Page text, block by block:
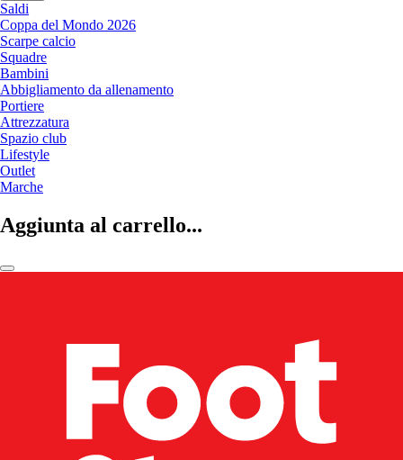
Saldi
Coppa del Mondo 2026
Scarpe calcio
Squadre
Bambini
Abbigliamento da allenamento
Portiere
Attrezzatura
Spazio club
Lifestyle
Outlet
Marche
Aggiunta al carrello...